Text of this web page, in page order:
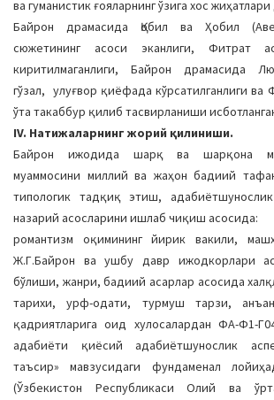
ва гуманистик ғояларнинг ўзига хос
Байрон драмасида Қобил ва Ҳобил
сюжетининг асоси эканлиги, Фитрат
киритилмаганлиги, Байрон драмасида
гўзал, улуғвор қиёфада кўрсатилганлиги ва
ўта такаббур қилиб тасвирланиши
IV. Натижаларнинг жорий қилиниши.
Байрон ижодида шарқ ва шарқона
муаммосини миллий ва жаҳон бадиий
типологик тадқиқ этиш,
назарий асосларини ишлаб чиқиш асосида:
романтизм оқимининг йирик вакили,
Ж.Г.Байрон ва ушбу давр ижодкорлари
бўлиши, жанри, бадиий асарлар асосида
тарихи, урф-одати, турмуш тарзи,
қадриятларига оид хулосалардан ФА-Ф1-
адабиёти қиёсий адабиётшунослик
таъсир» мавзусидаги фундаменал
(Ўзбекистон Республикаси Олий ва